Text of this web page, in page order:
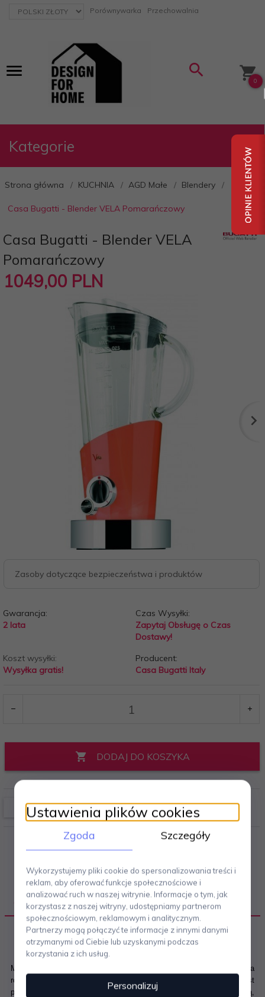
currency_h Porównywarka Przechowalnia
0
Kategorie
Strona główna KUCHNIA AGD Małe Blendery
Casa Bugatti - Blender VELA Pomarańczowy
Casa Bugatti - Blender VELA
Pomarańczowy
1049,00 PLN
Zasoby dotyczące bezpieczeństwa i produktów
Gwarancja:
2 lata
Czas Wysyłki:
Zapytaj Obsługę o Czas
Dostawy!
Koszt wysyłki:
Wysyłka gratis!
Producent:
Casa Bugatti Italy
DODAJ DO KOSZYKA
OPIS PRODUKTU
Mar
stała założona we Włoszech w roku 1923 jako firma
rodzinna, która działa do dziś. W filozofii firmy główną zasadą jest
połączenie ręcznego rzemiosła ze współczesną technologią,
Ustawienia plików cookies
Zgoda Szczegóły
Wykorzystujemy pliki cookie do spersonalizowania treści i
reklam, aby oferować funkcje społecznościowe i
analizować ruch w naszej witrynie. Informacje o tym, jak
korzystasz z naszej witryny, udostępniamy partnerom
społecznościowym, reklamowym i analitycznym.
Partnerzy mogą połączyć te informacje z innymi danymi
otrzymanymi od Ciebie lub uzyskanymi podczas
korzystania z ich usług.
Personalizuj